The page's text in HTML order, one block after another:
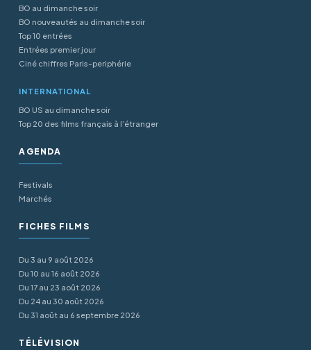
BO au dimanche soir
BO nouveautés au dimanche soir
Top 10 entrées
Entrées premier jour
Ciné chiffres Paris-periphérie
INTERNATIONAL
BO US au dimanche soir
Top 20 des films français à l’étranger
AGENDA
Festivals
Marchés
FICHES FILMS
Du 3 au 9 août 2026
Du 10 au 16 août 2026
Du 17 au 23 août 2026
Du 24 au 30 août 2026
Du 31 août au 6 septembre 2026
TÉLÉVISION